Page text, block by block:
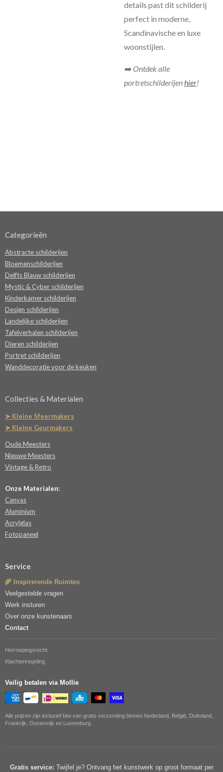
details past dit schilderij
perfect in moderne,
Scandinavische en luxe
woonstijlen.
➡️ Ontdek alle
portretschilderijenhier!
Categorieën
Abstracte schilderijen
Bloemenschilderijen
Delfts Blauw schilderijen
Mystic & Cyber schilderijen
Kinderkamer schilderijen
Design schilderijen
Landelijke schilderijen
Tafelverhalen schilderijen
Dieren schilderijen
Portret schilderijen
Wanddecoratie voor de keuken
Collecties & Materialen
➤ Kleine Sfeermakers
➤ Kleine Geurmakers
Oude Meesters
Nieuwe Meesters
Vintage & Retro
Onze Materialen:
Canvas
Aluminium
Acrylglas
Fotopaneel
Service
🌾 Inspirerende Ruimtes
Veelgestelde vragen
Werk insturen
Over onze kunstenaars
Contact
Herroepingsrecht
Klachtenregeling
Veilig betalen via Mollie
Alle prijzen zijn inclusief btw van gratis verzending binnen Nederland, België, Duitsland,
Frankrijk, Oostenrijk en Luxemburg.
Gratis service: Twijfel je? Ontvang het kunstwerk op groot formaat per